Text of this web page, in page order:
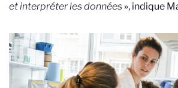
et interpréter les données », indique